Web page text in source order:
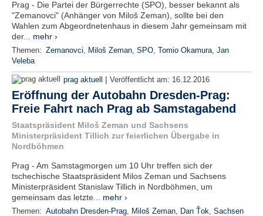
Prag - Die Partei der Bürgerrechte (SPO), besser bekannt als
"Zemanovci" (Anhänger von Miloš Zeman), sollte bei den
Wahlen zum Abgeordnetenhaus in diesem Jahr gemeinsam mit
der... mehr ›
Themen: Zemanovci, Miloš Zeman, SPO, Tomio Okamura, Jan
Veleba
prag aktuell | Veröffentlicht am: 16.12.2016
Eröffnung der Autobahn Dresden-Prag:
Freie Fahrt nach Prag ab Samstagabend
Staatspräsident Miloš Zeman und Sachsens
Ministerpräsident Tillich zur feierlichen Übergabe in
Nordböhmen
Prag - Am Samstagmorgen um 10 Uhr treffen sich der
tschechische Staatspräsident Milos Zeman und Sachsens
Ministerpräsident Stanislaw Tillich in Nordböhmen, um
gemeinsam das letzte... mehr ›
Themen: Autobahn Dresden-Prag, Miloš Zeman, Dan Ťok, Sachsen